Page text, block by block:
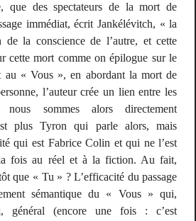
que des spectateurs de la mort de
immédiat, écrit Jankélévitch, « la
la conscience de l’autre, et cette
cette mort comme on épilogue sur le
au « Vous », en abordant la mort de
l’auteur crée un lien entre les
nous sommes alors directement
plus Tyron qui parle alors, mais
qui est Fabrice Colin et qui ne l’est
fois au réel et à la fiction. Au fait,
que « Tu » ? L’efficacité du passage
sémantique du « Vous » qui,
général (encore une fois : c’est